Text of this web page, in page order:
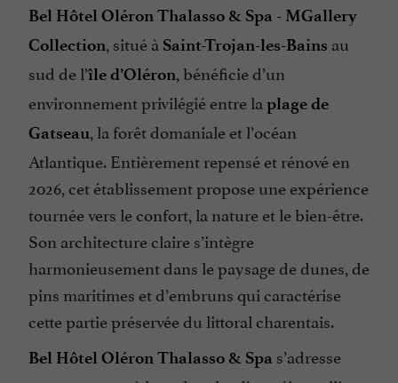
Salle de Séminaire
Spa
Terrasse
Télévision : oui
Vue sur la mer
Bel Hôtel Oléron Thalasso & Spa - MGallery
Collection, situé à Saint-Trojan-les-Bains au
sud de l’île d’Oléron, bénéficie d’un
environnement privilégié entre la plage de
Gatseau, la forêt domaniale et l’océan
Atlantique. Entièrement repensé et rénové en
2026, cet établissement propose une expérience
tournée vers le confort, la nature et le bien-être.
Son architecture claire s’intègre
harmonieusement dans le paysage de dunes, de
pins maritimes et d’embruns qui caractérise
cette partie préservée du littoral charentais.
Bel Hôtel Oléron Thalasso & Spa s’adresse